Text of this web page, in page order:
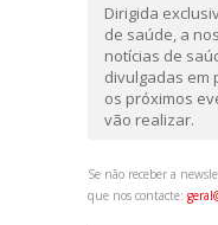
Dirigida
de saúde, a
notícias de
divulgadas em
os próximos
vão realizar.
Se não receber a
que nos contacte: